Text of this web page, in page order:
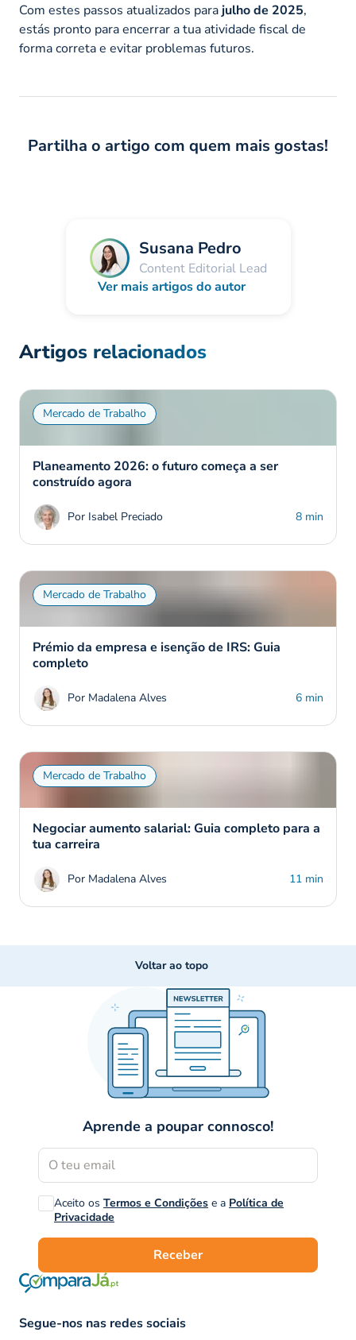
Com estes passos atualizados para julho de 2025,
estás pronto para encerrar a tua atividade fiscal de
forma correta e evitar problemas futuros.
Partilha o artigo com quem mais gostas!
Susana Pedro
Content Editorial Lead
Ver mais artigos do autor
Artigos relacionados
Mercado de Trabalho
Planeamento 2026: o futuro começa a ser
construído agora
Por Isabel Preciado 8 min
Mercado de Trabalho
Prémio da empresa e isenção de IRS: Guia
completo
Por Madalena Alves 6 min
Mercado de Trabalho
Negociar aumento salarial: Guia completo para a
tua carreira
Por Madalena Alves 11 min
Voltar ao topo
Aprende a poupar connosco!
Aceito os Termos e Condições e a Política de
Privacidade
Receber
Segue-nos nas redes sociais